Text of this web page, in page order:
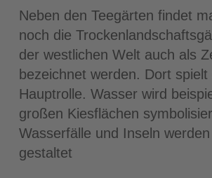
Neben den Teegärten findet
noch die
der westlichen Welt auch als
bezeichnet werden. Dort spielt
Hauptrolle. Wasser wird
großen Kiesflächen
Wasserfälle und Inseln
gestaltet